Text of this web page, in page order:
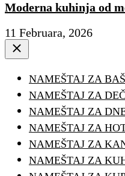
Moderna kuhinja od
11 Februara, 2026
Close
NAMEŠTAJ ZA
NAMEŠTAJ ZA
NAMEŠTAJ ZA
NAMEŠTAJ ZA
NAMEŠTAJ ZA
NAMEŠTAJ ZA